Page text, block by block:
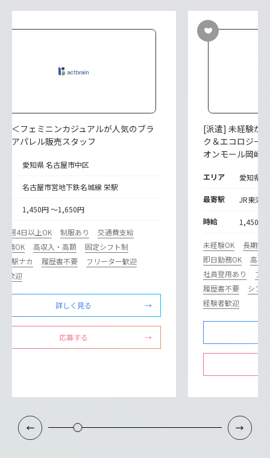
] ＜フェミニンカジュアルが人気のブラ
＞アパレル販売スタッフ
愛知県 名古屋市中区
名古屋市営地下鉄名城線 栄駅
1,450円 ～1,650円
週4日以上OK 制服あり
交通費支給
務OK
高収入・高額
固定シフト制
･駅ナカ
履歴書不要
フリーター歓迎
歓迎
詳しく見る
応募する
[派遣] 未経験か
ク＆エコロジー
オンモール岡崎
エリア 愛知県
最寄駅 JR東海
時給 1,450円
未経験OK
長期歓
即日勤務OK
高収
社員登用あり
ブ
履歴書不要
シフ
経験者歓迎